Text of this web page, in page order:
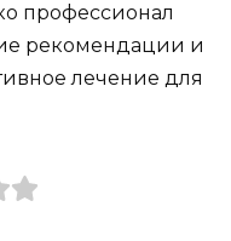
профессионал
рекомендации и
лечение для